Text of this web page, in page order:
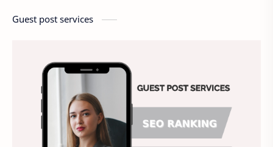
Ảnh nền chuẩn HD Ảnh nền đẹp
Ảnh nền sinh nhật
Animal Ankle boots Antarctic
Guest post services